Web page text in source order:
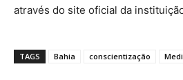
através do site oficial da
TAGS Bahia conscientização